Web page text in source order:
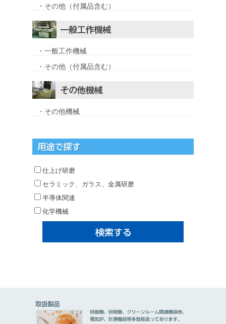
・その他（付属品含む）
・一般工作機械
・その他（付属品含む）
・その他機械
仕上げ研磨
セラミック、ガラス、金属研磨
半導体関連
化学機械